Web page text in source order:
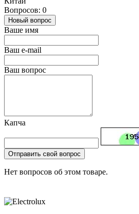
Вопросов: 0
Новый вопрос
Ваше имя
Ваш e-mail
Ваш вопрос
Капча
Отправить свой вопрос
Нет вопросов об этом товаре.